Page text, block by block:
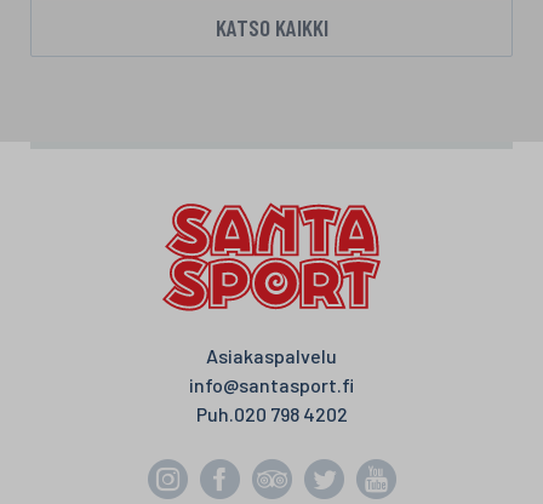
KATSO KAIKKI
Asiakaspalvelu
info@santasport.fi
Puh.020 798 4202